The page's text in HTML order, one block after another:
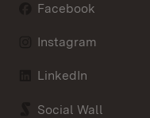
Facebook
Instagram
LinkedIn
Social Wall